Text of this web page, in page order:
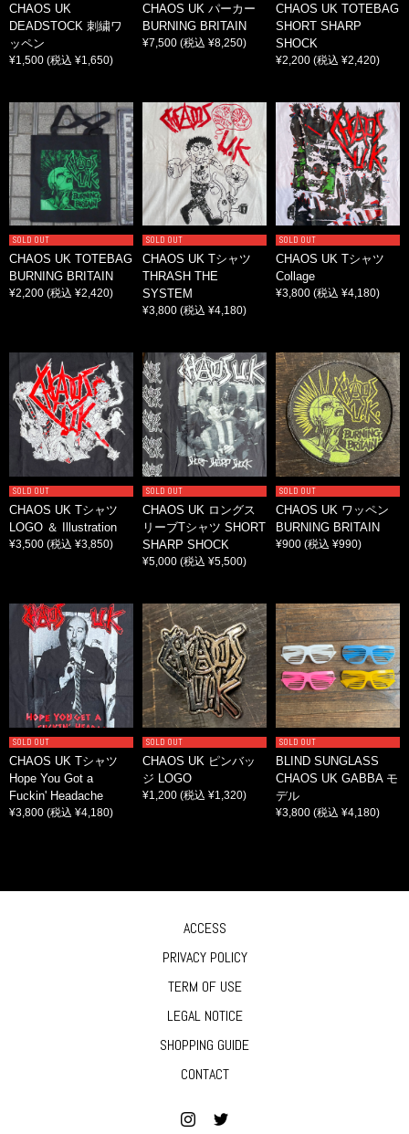
CHAOS UK
DEADSTOCK 刺繍ワ
ッペン
¥1,500 (税込 ¥1,650)
CHAOS UK パーカー
BURNING BRITAIN
¥7,500 (税込 ¥8,250)
CHAOS UK TOTEBAG
SHORT SHARP
SHOCK
¥2,200 (税込 ¥2,420)
SOLD OUT
CHAOS UK TOTEBAG
BURNING BRITAIN
¥2,200 (税込 ¥2,420)
SOLD OUT
CHAOS UK Tシャツ
THRASH THE
SYSTEM
¥3,800 (税込 ¥4,180)
SOLD OUT
CHAOS UK Tシャツ
Collage
¥3,800 (税込 ¥4,180)
SOLD OUT
CHAOS UK Tシャツ
LOGO ＆ Illustration
¥3,500 (税込 ¥3,850)
SOLD OUT
CHAOS UK ロングス
リーブTシャツ SHORT
SHARP SHOCK
¥5,000 (税込 ¥5,500)
SOLD OUT
CHAOS UK ワッペン
BURNING BRITAIN
¥900 (税込 ¥990)
SOLD OUT
CHAOS UK Tシャツ
Hope You Got a
Fuckin' Headache
¥3,800 (税込 ¥4,180)
SOLD OUT
CHAOS UK ピンバッ
ジ LOGO
¥1,200 (税込 ¥1,320)
SOLD OUT
BLIND SUNGLASS
CHAOS UK GABBA モ
デル
¥3,800 (税込 ¥4,180)
ACCESS
PRIVACY POLICY
TERM OF USE
LEGAL NOTICE
SHOPPING GUIDE
CONTACT